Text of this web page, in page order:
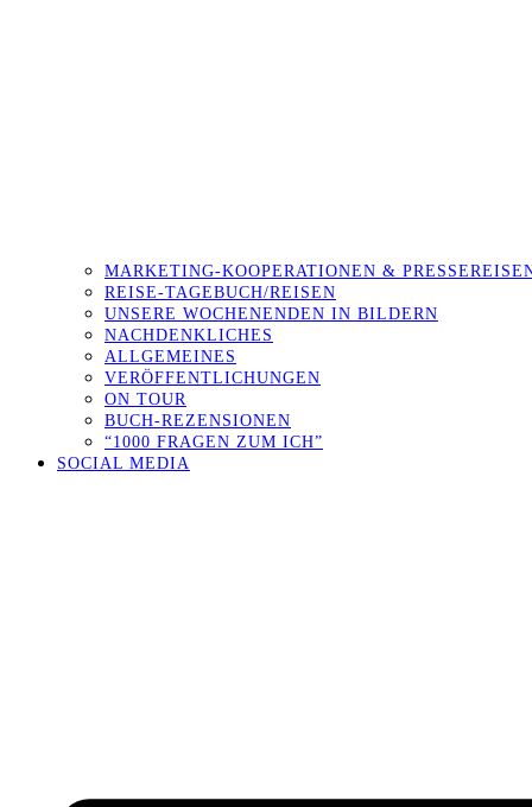
MARKETING-KOOPERATIONEN &
REISE-TAGEBUCH/REISEN
UNSERE WOCHENENDEN IN BILDERN
NACHDENKLICHES
ALLGEMEINES
VERÖFFENTLICHUNGEN
ON TOUR
BUCH-REZENSIONEN
“1000 FRAGEN ZUM ICH”
SOCIAL MEDIA